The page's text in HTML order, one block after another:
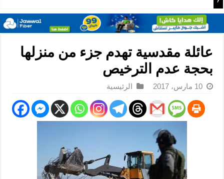
باسم الرئيس: وزير الداخلية زياد هب الريح يمنح العميد
عائلة مقدسية تهدم جزء من منزلها
بحجة عدم الترخيص
10 مارس، 2017 الرئيسية